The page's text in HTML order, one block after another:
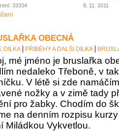
33334 8. 11. 2011
OBECNÁ
DÍLKA PŘÍBĚHY A DALŠÍ DÍLKA
mé jméno je bruslařka
nedaleko Třeboně, v
V létě si zde
nožky a v zimě tady
pro žabky. Chodím do
na denním rozpisu
Miládkou Vykvetlou.